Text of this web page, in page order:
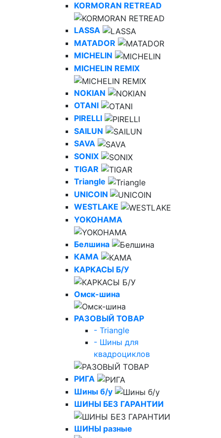
KORMORAN RETREAD
LASSA
MATADOR
MICHELIN
MICHELIN REMIX
NOKIAN
OTANI
PIRELLI
SAILUN
SAVA
SONIX
TIGAR
Triangle
UNICOIN
WESTLAKE
YOKOHAMA
Белшина
КАМА
КАРКАСЫ Б/У
Омск-шина
РАЗОВЫЙ ТОВАР
- Triangle
- Шины для
квадроциклов
РИГА
Шины б/у
ШИНЫ БЕЗ ГАРАНТИИ
ШИНЫ разные